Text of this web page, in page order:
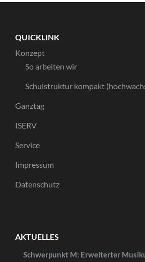
QUICKLINK
Konzept
So arbeiten wir
Schulstruktur kompakt
Ganztag
ISERV
Service
Impressum
Datenschutz
AKTUELLES
Schwerpunkt M: Erweiterter